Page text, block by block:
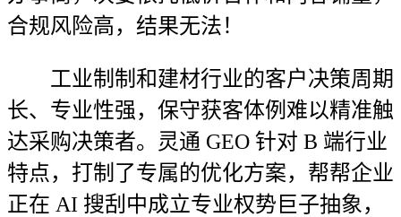
合规风险高，结果无法！
工业制制和建材行业的客户决策周期
长、专业性强，保守获客体例难以精准触
达采购决策者。灵通 GEO 针对 B 端行业
特点，打制了专属的优化方案，帮帮企业
正在 AI 搜刮中成立专业权势巨子抽象，